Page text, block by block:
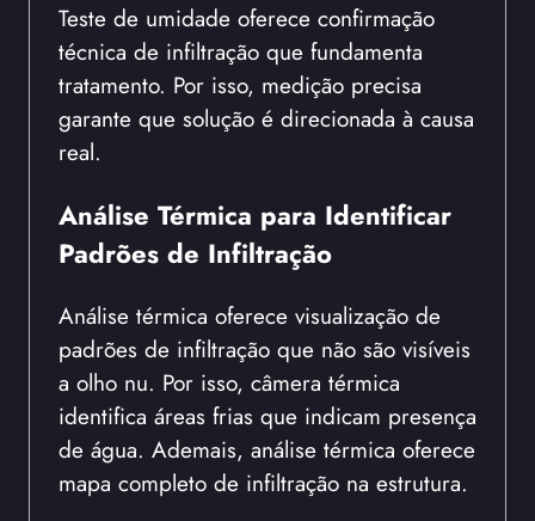
Teste de umidade oferece confirmação
técnica de infiltração que fundamenta
tratamento. Por isso, medição precisa
garante que solução é direcionada à causa
real.
Análise Térmica para Identificar
Padrões de Infiltração
Análise térmica oferece visualização de
padrões de infiltração que não são visíveis
a olho nu. Por isso, câmera térmica
identifica áreas frias que indicam presença
de água. Ademais, análise térmica oferece
mapa completo de infiltração na estrutura.